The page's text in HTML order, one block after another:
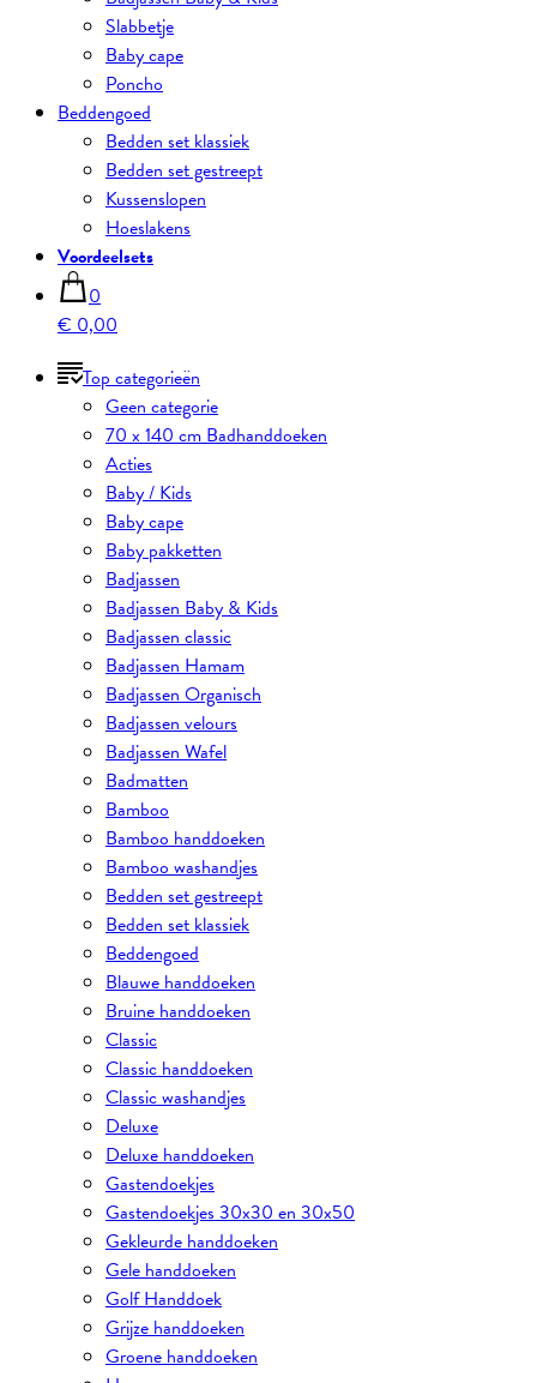
Slabbetje
Baby cape
Poncho
Beddengoed
Bedden set klassiek
Bedden set gestreept
Kussenslopen
Hoeslakens
Voordeelsets
0
€ 0,00
Top categorieën
Geen categorie
70 x 140 cm Badhanddoeken
Acties
Baby / Kids
Baby cape
Baby pakketten
Badjassen
Badjassen Baby & Kids
Badjassen classic
Badjassen Hamam
Badjassen Organisch
Badjassen velours
Badjassen Wafel
Badmatten
Bamboo
Bamboo handdoeken
Bamboo washandjes
Bedden set gestreept
Bedden set klassiek
Beddengoed
Blauwe handdoeken
Bruine handdoeken
Classic
Classic handdoeken
Classic washandjes
Deluxe
Deluxe handdoeken
Gastendoekjes
Gastendoekjes 30x30 en 30x50
Gekleurde handdoeken
Gele handdoeken
Golf Handdoek
Grijze handdoeken
Groene handdoeken